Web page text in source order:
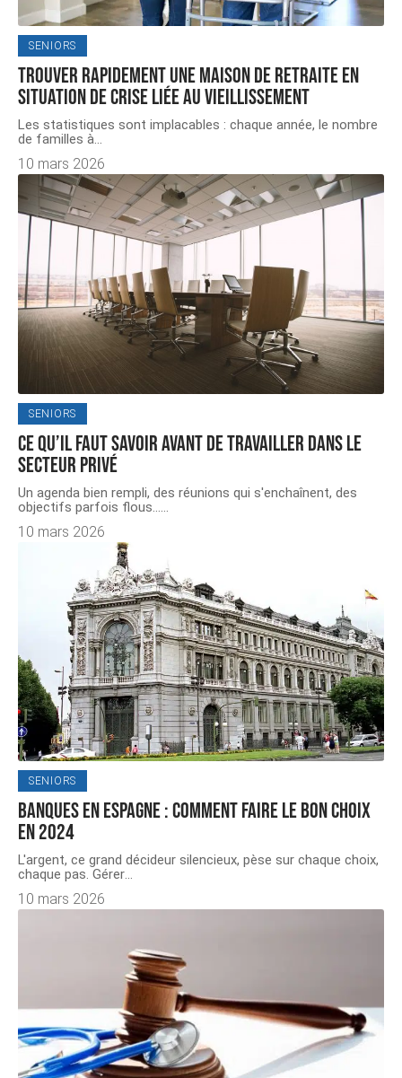
SENIORS
Trouver rapidement une maison de retraite en
situation de crise liée au vieillissement
Les statistiques sont implacables : chaque année, le nombre
de familles à…
10 mars 2026
SENIORS
Ce qu’il faut savoir avant de travailler dans le
secteur privé
Un agenda bien rempli, des réunions qui s'enchaînent, des
objectifs parfois flous…
10 mars 2026
SENIORS
Banques en Espagne : comment faire le bon choix
en 2024
L'argent, ce grand décideur silencieux, pèse sur chaque choix,
chaque pas. Gérer…
10 mars 2026